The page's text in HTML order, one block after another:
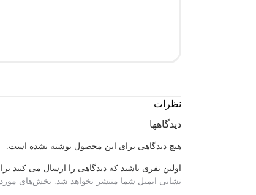
نظرات
دیدگاهها
هیچ دیدگاهی برای این محصول نوشته نشده است.
اولین نفری باشید که دیدگاهی را ارسال می کنید برای
نشانی ایمیل شما منتشر نخواهد شد.
بخش‌های